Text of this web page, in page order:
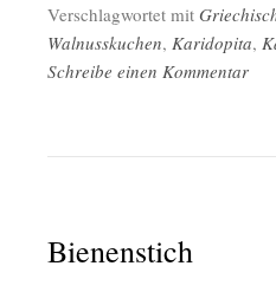
Verschlagwortet mit
Walnusskuchen, Karidopita,
Schreibe einen Kommentar
Bienenstich